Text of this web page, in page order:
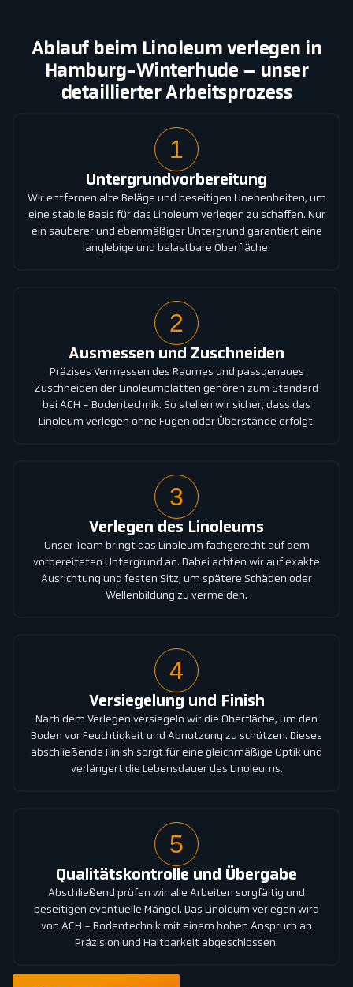
Ablauf beim Linoleum verlegen in
Hamburg-Winterhude – unser
detaillierter Arbeitsprozess
1
Untergrundvorbereitung
Wir entfernen alte Beläge und beseitigen Unebenheiten, um
eine stabile Basis für das Linoleum verlegen zu schaffen. Nur
ein sauberer und ebenmäßiger Untergrund garantiert eine
langlebige und belastbare Oberfläche.
2
Ausmessen und Zuschneiden
Präzises Vermessen des Raumes und passgenaues
Zuschneiden der Linoleumplatten gehören zum Standard
bei ACH - Bodentechnik. So stellen wir sicher, dass das
Linoleum verlegen ohne Fugen oder Überstände erfolgt.
3
Verlegen des Linoleums
Unser Team bringt das Linoleum fachgerecht auf dem
vorbereiteten Untergrund an. Dabei achten wir auf exakte
Ausrichtung und festen Sitz, um spätere Schäden oder
Wellenbildung zu vermeiden.
4
Versiegelung und Finish
Nach dem Verlegen versiegeln wir die Oberfläche, um den
Boden vor Feuchtigkeit und Abnutzung zu schützen. Dieses
abschließende Finish sorgt für eine gleichmäßige Optik und
verlängert die Lebensdauer des Linoleums.
5
Qualitätskontrolle und Übergabe
Abschließend prüfen wir alle Arbeiten sorgfältig und
beseitigen eventuelle Mängel. Das Linoleum verlegen wird
von ACH - Bodentechnik mit einem hohen Anspruch an
Präzision und Haltbarkeit abgeschlossen.